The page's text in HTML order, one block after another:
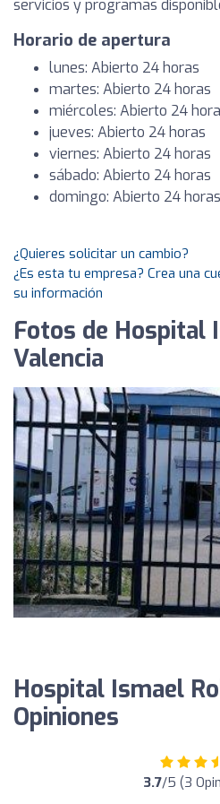
servicios y programas
Horario de apertura
lunes: Abierto 24 horas
martes: Abierto 24 horas
miércoles: Abierto 24
jueves: Abierto 24 horas
viernes: Abierto 24 horas
sábado: Abierto 24 horas
domingo: Abierto 24 horas
¿Quieres solicitar un cambio?
¿Es esta tu empresa? Crea una
su información
Fotos de Hospital
Valencia
Hospital Ismael
Opiniones
3.7/5 (3